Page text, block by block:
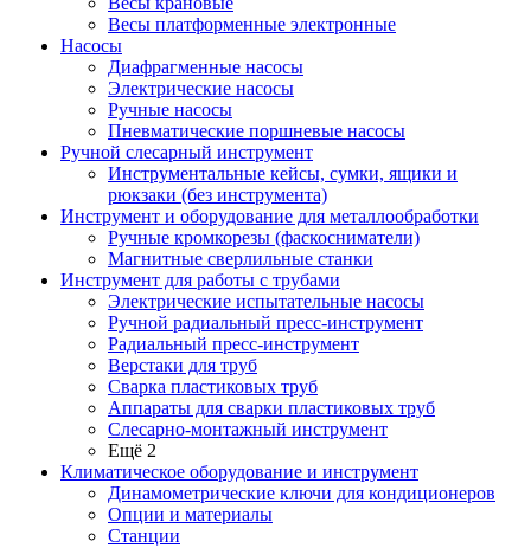
Весы платформенные электронные
Насосы
Диафрагменные насосы
Электрические насосы
Ручные насосы
Пневматические поршневые насосы
Ручной слесарный инструмент
Инструментальные кейсы, сумки, ящики и
рюкзаки (без инструмента)
Инструмент и оборудование для металлообработки
Ручные кромкорезы (фаскосниматели)
Магнитные сверлильные станки
Инструмент для работы с трубами
Электрические испытательные насосы
Ручной радиальный пресс-инструмент
Радиальный пресс-инструмент
Верстаки для труб
Сварка пластиковых труб
Аппараты для сварки пластиковых труб
Слесарно-монтажный инструмент
Ещё 2
Климатическое оборудование и инструмент
Динамометрические ключи для кондиционеров
Опции и материалы
Станции